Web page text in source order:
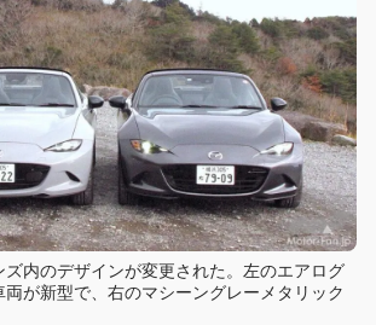
内のデザインが変更された。左のエアログ
両が新型で、右のマシーングレーメタリック